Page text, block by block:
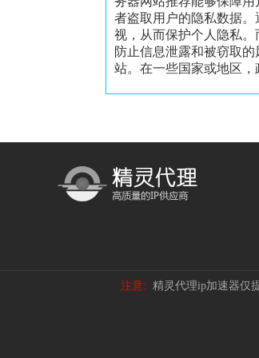
者盗取用户的隐私数据
视，从而保护个人隐私
防止信息泄露和被窃取
站。在一些国家或地区
注意: 精灵代理ip加速器仅